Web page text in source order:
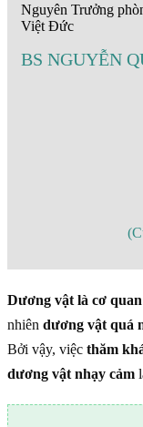
Nguyên Trưởng
Việt Đức
BS NGUYỄN
Dương vật là cơ
nhiên dương vật quá
Bởi vậy, việc thăm
dương vật nhạy cảm